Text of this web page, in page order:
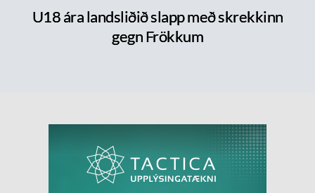
U18 ára landsliðið slapp með skrekkinn
gegn Frökkum